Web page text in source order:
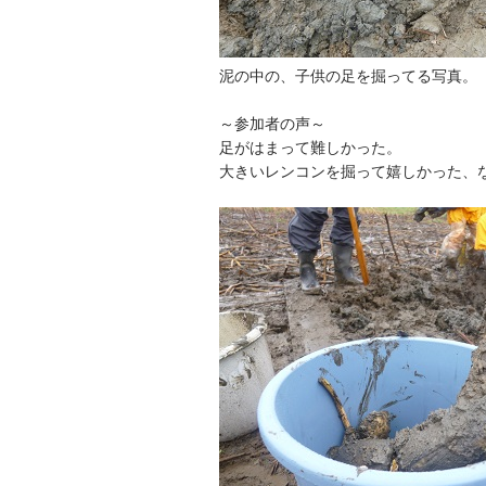
泥の中の、子供の足を掘ってる写真。
～参加者の声～
足がはまって難しかった。
大きいレンコンを掘って嬉しかった、